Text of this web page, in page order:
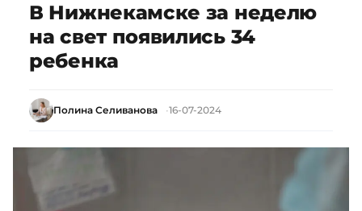
В Нижнекамске за неделю
на свет появились 34
ребенка
Полина Селиванова 16-07-2024